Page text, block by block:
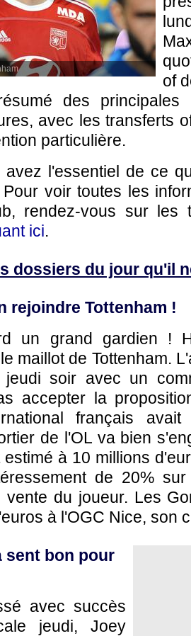
of
des principales
avec les transferts
particulière.
l'essentiel de ce
voir toutes les
rendez-vous sur les
ici.
dossiers du jour qu'il
rejoindre Tottenham !
un grand gardien !
maillot de Tottenham.
jeudi soir avec un
accepter la
français
de l'OLva bien
à 10 millions
de 20%
du joueur. Les
à l'OGC Nice, son
sent bon pour
avec succès
jeudi, Joey